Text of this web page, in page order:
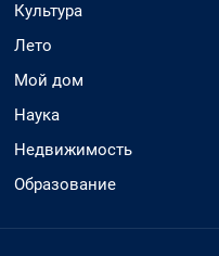
Культура
Лето
Мой дом
Наука
Недвижимость
Образование